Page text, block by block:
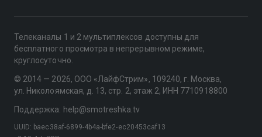
Телеканалы 1 и 2 мультиплексов доступны для
бесплатного просмотра в непрерывном режиме,
круглосуточно.
© 2014 — 2026, ООО «ЛайфСтрим», 109240, г. Москва,
ул. Николоямская, д. 13, стр. 2, этаж 2, ИНН 7710918800
Поддержка: help@smotreshka.tv
UUID: baec38af-6899-4b4a-bfe2-ec20453caf13